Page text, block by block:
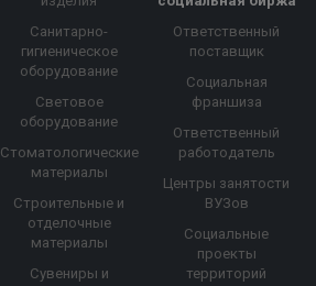
Санитарно-
гигиеническое
оборудование
Световое
оборудование
Стоматологические
материалы
Строительные и
отделочные
материалы
Сувениры и
Ответственный
поставщик
Социальная
франшиза
Ответственный
работодатель
Центры занятости
ВУЗов
Социальные
проекты
территорий